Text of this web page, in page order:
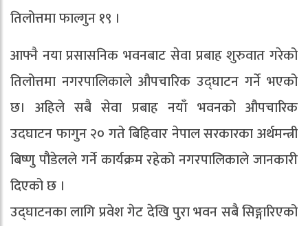
तिलोत्तमा फाल्गुन १९ ।
आफ्नै नया प्रसासनिक भवनबाट सेवा प्रबाह शुरुवात गरेको
तिलोत्तमा नगरपालिकाले औपचारिक उद्घाटन गर्ने भएको
छ। अहिले सबै सेवा प्रबाह नयाँ भवनको औपचारिक
उदघाटन फागुन २० गते बिहिवार नेपाल सरकारका अर्थमन्त्री
बिष्णु पौडेलले गर्ने कार्यक्रम रहेको नगरपालिकाले जानकारी
दिएको छ ।
उद्घाटनका लागि प्रवेश गेट देखि पुरा भवन सबै सिङ्गारिएको